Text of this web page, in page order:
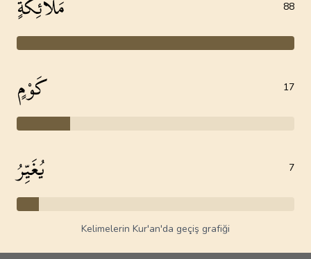
88
كَوْمٍ 17
يُغَيِّرُ 7
Kelimelerin Kur'an'da geçiş grafiği